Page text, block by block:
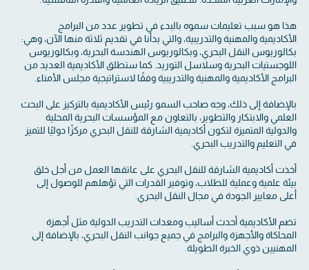
هذا هو سبب تعليمات سموه بالبدء في تطوير عدد من البرامج
الأكاديمية والمهنية والتدريبية، والتي بدأنا في تقديم ثلاثة منها الآن، وهي:
بكالوريوس النقل البحري، وبكالوريوس الهندسة البحرية، وبكالوريوس
اللوجستيات البحرية وسلاسل التوريد. كما ستطلق الأكاديمية العديد من
البرامج الأكاديمية والمهنية والتدريبية وفقًا لاستراتيجية مجلس الأمناء.
بالإضافة إلى ذلك، وجه صاحب السمو رئيس الأكاديمية بالتركيز على البحث
العلمي والابتكار والتطوير، بالتعاون مع المؤسسات البحرية المحلية
والدولية المتميزة لتكون أكاديمية الشارقة للنقل البحري مركزًا دوليًا للتميز
في التعليم والتدريب البحري.
أخذت أكاديمية الشارقة للنقل البحري على عاتقها العمل من أجل خلق
بيئة علمية وعملية للطلاب، وتوفير القدرات التي تؤهلهم للوصول إلى
أعلى معايير الجودة في مجال النقل البحري.
تضم الأكاديمية أحدث أساليب ومعدات التدريب الدولية مثل أجهزة
المحاكاة والأجهزة والبرامج في جميع جوانب النقل البحري، بالإضافة إلى
المهنيين ذوي الخبرة الطويلة.